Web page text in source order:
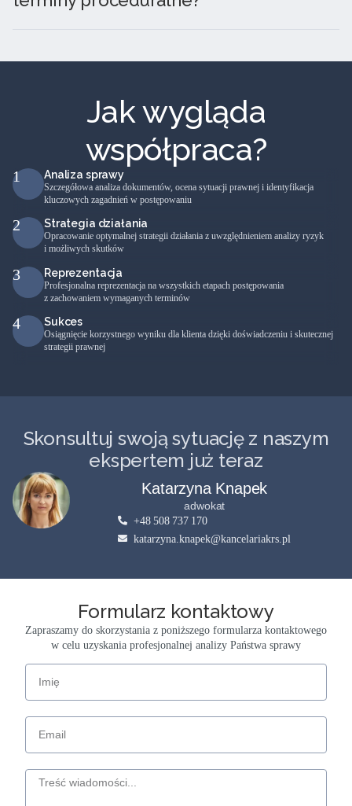
Jak wygląda
współpraca?
1 Analiza sprawy
Szczegółowa analiza dokumentów, ocena sytuacji prawnej i identyfikacja
kluczowych zagadnień w postępowaniu
2 Strategia działania
Opracowanie optymalnej strategii działania z uwzględnieniem analizy ryzyk
i możliwych skutków
3 Reprezentacja
Profesjonalna reprezentacja na wszystkich etapach postępowania
z zachowaniem wymaganych terminów
4 Sukces
Osiągnięcie korzystnego wyniku dla klienta dzięki doświadczeniu i skutecznej
strategii prawnej
Skonsultuj swoją sytuację z naszym
ekspertem już teraz
Katarzyna Knapek
adwokat
+48 508 737 170
katarzyna.knapek@kancelariakrs.pl
Formularz kontaktowy
Zapraszamy do skorzystania z poniższego formularza kontaktowego
w celu uzyskania profesjonalnej analizy Państwa sprawy